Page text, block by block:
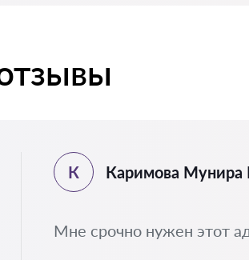
К Каримова Мунира
Мне срочно нужен этот